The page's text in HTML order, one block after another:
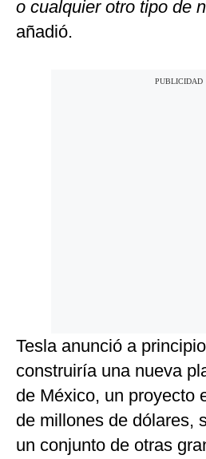
o cualquier otro tipo de
añadió.
Tesla anunció a
construiría una nueva
de México, un proyecto
de millones de dólares,
un conjunto de otras